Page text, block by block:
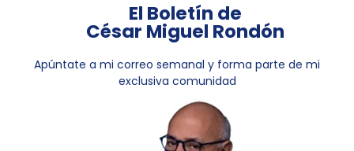
El Boletín de
César Miguel Rondón
Apúntate a mi correo semanal y forma parte de mi
exclusiva comunidad